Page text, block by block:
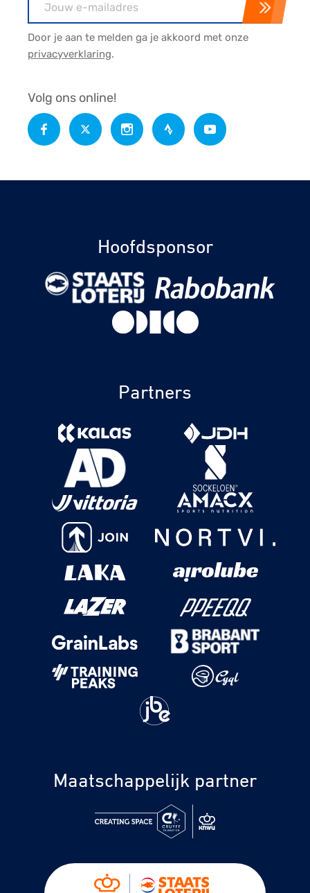
Door je aan te melden ga je akkoord met onze
privacyverklaring.
Volg ons online!
Hoofdsponsor
Partners
Maatschappelijk partner